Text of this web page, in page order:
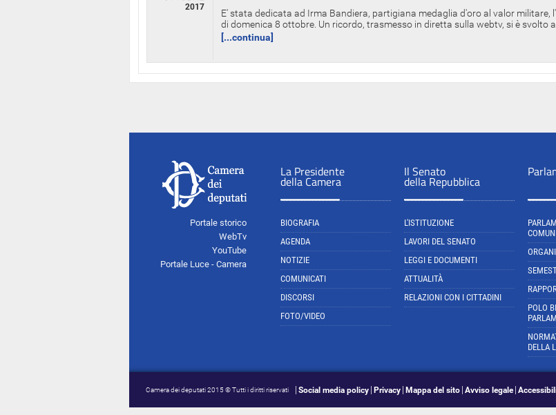
2017
E' stata dedicata ad Irma Bandiera, partigiana medaglia d'oro al valor
di domenica 8 ottobre. Un ricordo, trasmesso in diretta sulla webtv, si è svolto
[...continua]
Portale storico
WebTv
YouTube
Portale Luce - Camera
La Presidente
della Camera
BIOGRAFIA
AGENDA
NOTIZIE
COMUNICATI
DISCORSI
FOTO/VIDEO
Il Senato
della Repubblica
L'ISTITUZIONE
LAVORI DEL SENATO
LEGGI E DOCUMENTI
ATTUALITÀ
RELAZIONI CON I CITTADINI
POLO
DELLA
Camera dei deputati 2015 © Tutti i diritti riservati Social media policy Privacy Mappa del sito Avviso legale